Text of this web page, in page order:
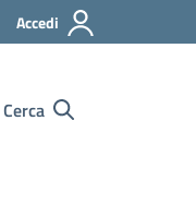
Accedi
Cerca